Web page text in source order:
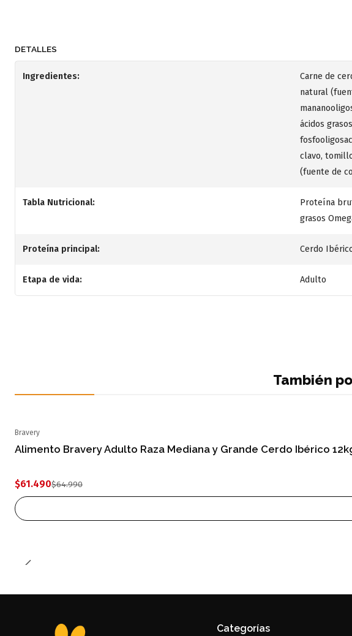
DETALLES
Ingredientes:
Carne de
natural
ácidos
clavo,
(fuente de
Tabla Nutricional:
Proteína
grasos
Proteína principal: Cerdo
Etapa de vida: Adulto
También
Bravery
Alimento Bravery Adulto Raza Mediana y Grande Cerdo Ibérico
$61.490$64.990
Categorías